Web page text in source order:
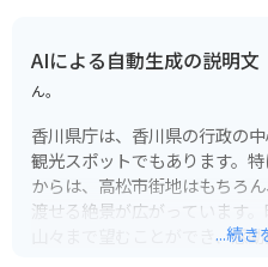
AIによる自動生成の説明文
ん。
香川県庁は、香川県の行政の
観光スポットでもあります。
からは、高松市街地はもちろ
渡せる絶景が広がっています
山々まで望むことができ、感
...続き